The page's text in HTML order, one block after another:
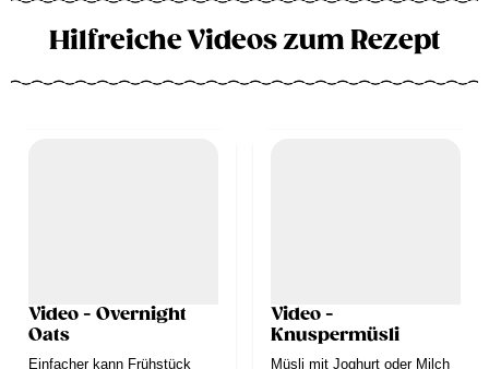
Hilfreiche Videos zum Rezept
Video - Overnight
Oats
Einfacher kann Frühstück
Video -
Knuspermüsli
Müsli mit Joghurt oder Milch